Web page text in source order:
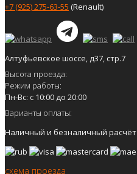
+7 (925) 275-63-55 (Renault)
Алтуфьевское шоссе, д37, стр.7
Высота проезда:
Режим работы:
Пн-Вс: с 10:00 до 20:00
Варианты оплаты:
Наличный и безналичный расчёт
схема проезда